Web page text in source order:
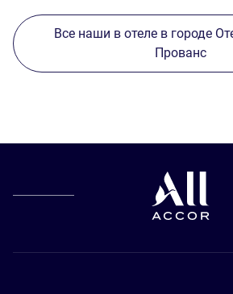
Все наши в отеле в городе
Прованс